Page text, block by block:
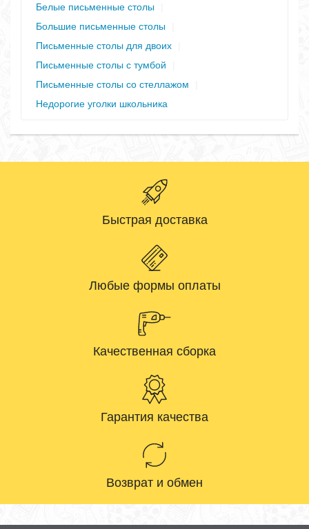
Белые письменные столы
Большие письменные столы
Письменные столы для двоих
Письменные столы с тумбой
Письменные столы со стеллажом
Недорогие уголки школьника
Быстрая доставка
Любые формы оплаты
Качественная сборка
Гарантия качества
Возврат и обмен